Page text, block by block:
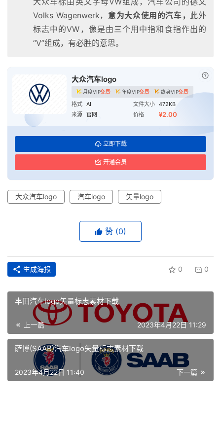
首
讯
平
Volks Wagenwerk， 意为大众使用的汽车， 此外
标志中的VW，像是由三个用中指和食指作出的
“V”组成，有必胜的意思。
大众汽车logo
月度VIP免费 年度VIP免费 终身VIP免费
格式 AI 文件大小
472KB
来源 官网 价格 ¥2.00
立即下载
开通会员
大众汽车logo 汽车logo 矢量logo
赞 (0)
生成海报 0 0
丰田汽车logo矢量标志素材下载
上一篇 2023年4月22日 11:29
萨博(SAAB)汽车logo矢量标志素材下载
下一篇
2023年4月22日 11:40